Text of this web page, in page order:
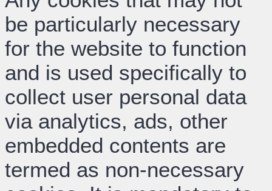
be particularly necessary
for the website to function
and is used specifically to
collect user personal data
via analytics, ads, other
embedded contents are
termed as non-necessary